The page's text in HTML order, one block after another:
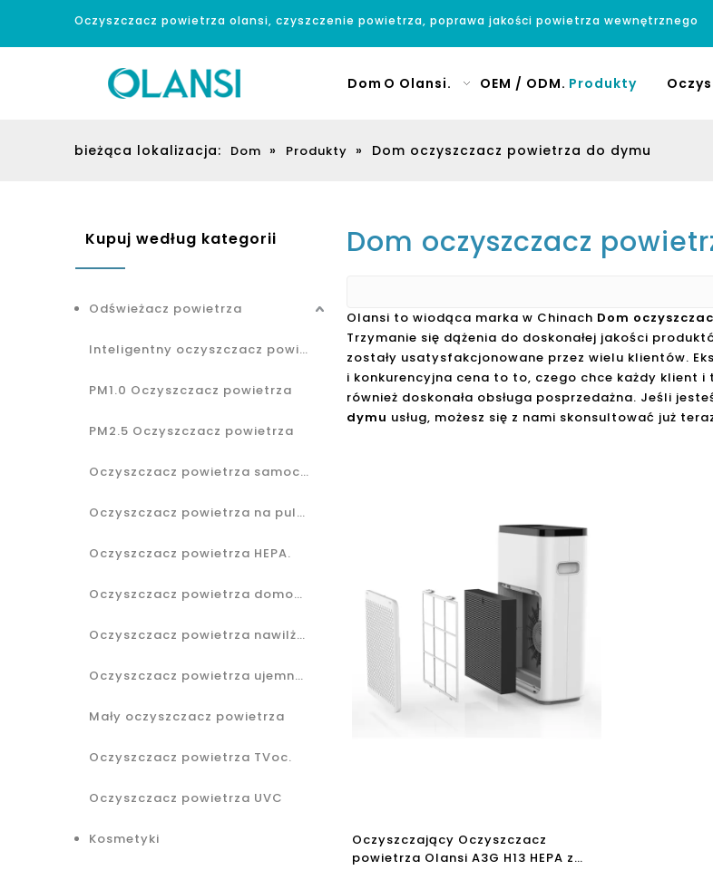
Oczyszczacz powietrza olansi, czyszczenie powietrza, poprawa jakości powietrza wewnętrznego
Dom O Olansi. OEM / ODM. Produkty
bieżąca lokalizacja: Dom » Produkty » Dom oczyszczacz powietrza do dymu
Kupuj według kategorii
Odświeżacz powietrza
Inteligentny oczyszczacz powietrza
PM1.0 Oczyszczacz powietrza
PM2.5 Oczyszczacz powietrza
Oczyszczacz powietrza samochodowego
Oczyszczacz powietrza na pulpicie
Oczyszczacz powietrza HEPA.
Oczyszczacz powietrza domowego
Oczyszczacz powietrza nawilżacza
Oczyszczacz powietrza ujemnego jonowego
Mały oczyszczacz powietrza
Oczyszczacz powietrza TVoc.
Oczyszczacz powietrza UVC
Kosmetyki
Dom oczyszczacz
Olansi to wiodąca marka w Chinach Dom
Trzymanie się dążenia do doskonałej jakości
zostały usatysfakcjonowane przez wielu klientów.
i konkurencyjna cena to to, czego chce każdy klient
również doskonała obsługa posprzedażna. Jeśli
dymu usług, możesz się z nami skonsultować już
Oczyszczający Oczyszczacz
powietrza Olansi A3G H13 HEPA z